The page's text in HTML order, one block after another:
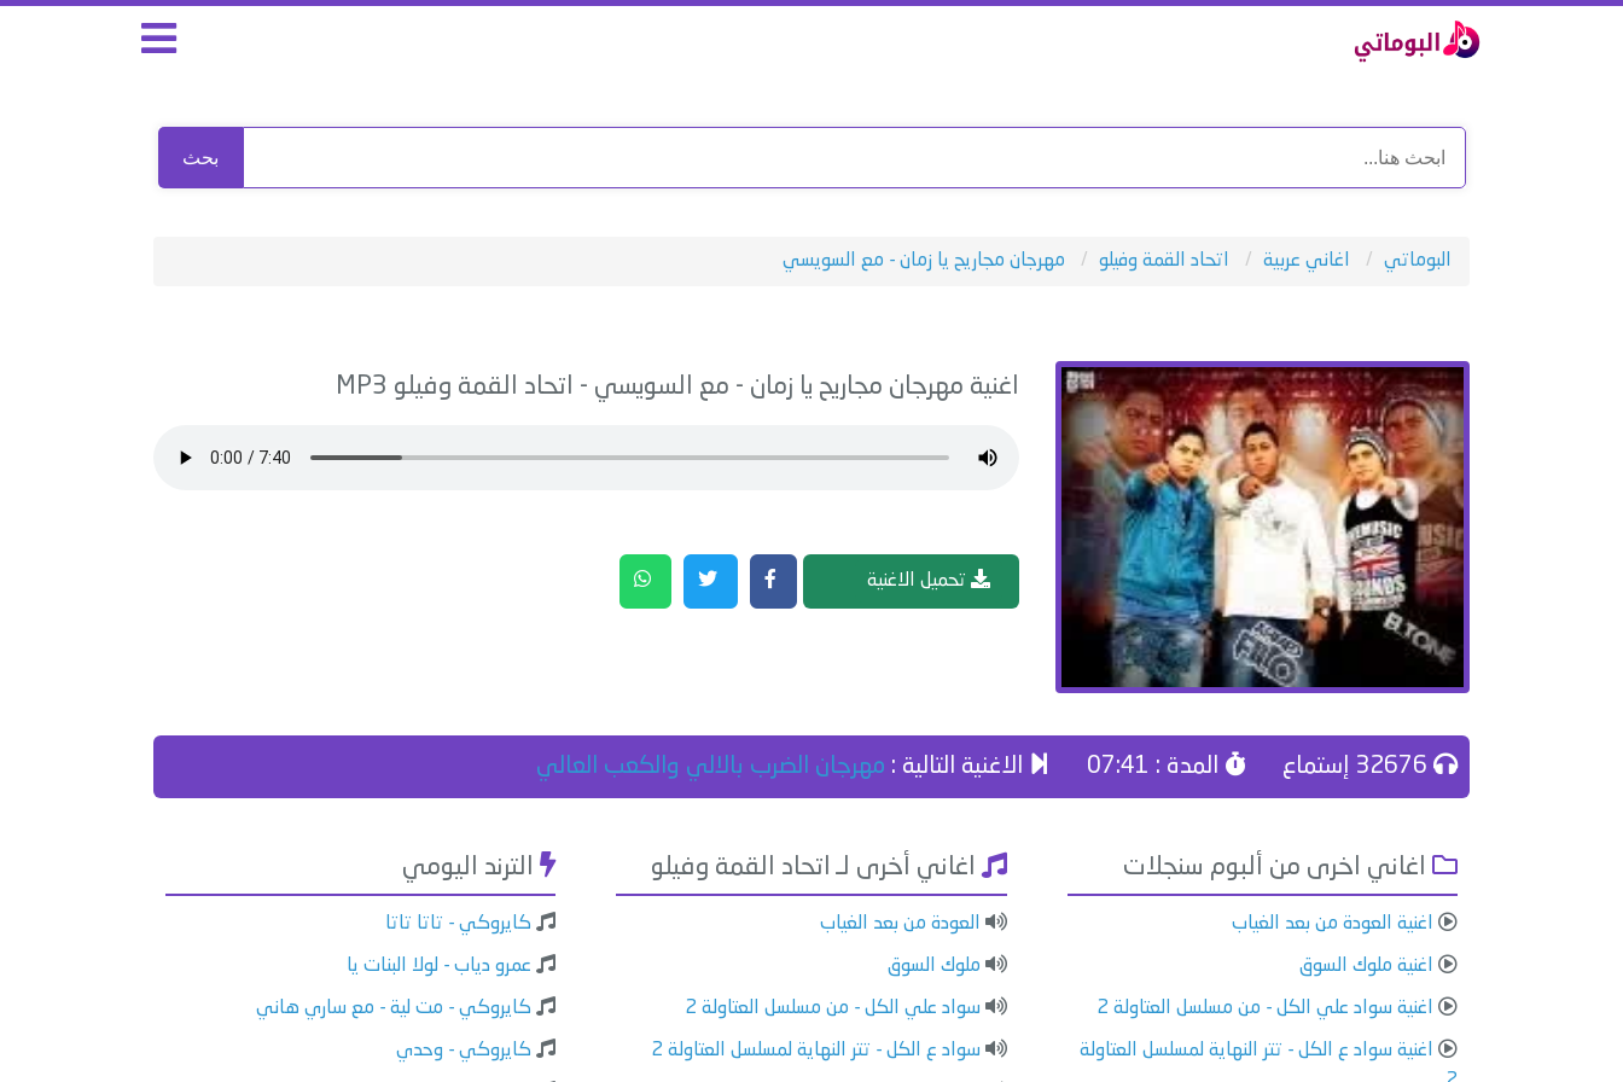
بحث
البوماتي اغاني عربية اتحاد القمة وفيلو مهرجان مجاريح يا زمان - مع السويسي
اغنية مهرجان مجاريح يا زمان - مع السويسي - اتحاد القمة وفيلو
تحميل الاغنية
المدة : 07:41 الاغنية التالية : مهرجان الضرب بالالي والكعب العالي
اغاني اخرى من ألبوم سنجلات
اغنية العودة من بعد الغياب
اغنية ملوك السوق
اغنية سواد علي الكل - من مسلسل العتاولة 2
اغنية سواد ع الكل - تتر النهاية لمسلسل العتاولة
اغاني أخرى لـ اتحاد القمة وفيلو
العودة من بعد الغياب
ملوك السوق
سواد علي الكل - من مسلسل العتاولة 2
سواد ع الكل - تتر النهاية لمسلسل العتاولة 2
الترند اليومي
كايروكي - تاتا تاتا
عمرو دياب - لولا البنات يا
كايروكي - مت لية - مع ساري هاني
كايروكي - وحدي